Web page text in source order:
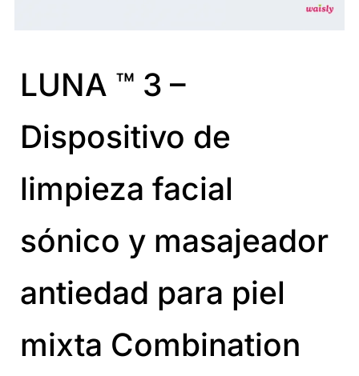
LUNA ™ 3 –
Dispositivo de
limpieza facial
sónico y masajeador
antiedad para piel
mixta Combination